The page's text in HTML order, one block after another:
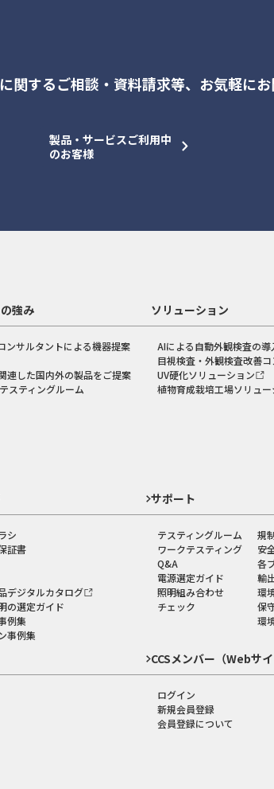
関するご相談・資料請求等、 お気軽にお
製品・サービスご利用中
のお客様
強み
ンサルタントによる機器提案
連した国内外の製品をご提案
スティングルーム
ソリューション
AIによる自動外観検査の導
目視検査・外観検査改善
UV硬化ソリューション
植物育成栽培工場ソリュー
シ
証書
デジタルカタログ
の選定ガイド
例集
事例集
サポート
テスティングルーム
ワークテスティング
Q&A
電源選定ガイド
照明組み合わせ
チェック
規
安
各
輸
環
保
環
CCSメンバー（Webサイ
ログイン
新規会員登録
会員登録について